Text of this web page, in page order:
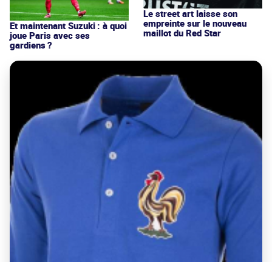
Et maintenant Suzuki : à quoi
joue Paris avec ses
gardiens ?
Le street art laisse son
empreinte sur le nouveau
maillot du Red Star